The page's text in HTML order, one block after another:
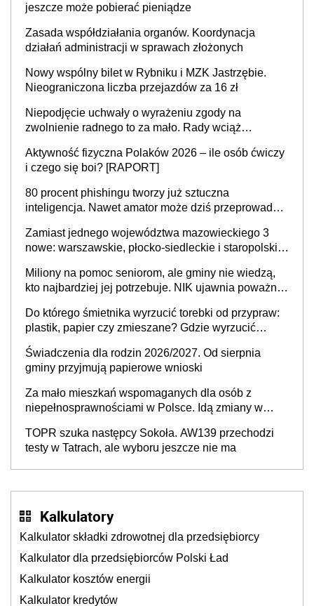
jeszcze może pobierać pieniądze
Zasada współdziałania organów. Koordynacja
działań administracji w sprawach złożonych
Nowy wspólny bilet w Rybniku i MZK Jastrzębie.
Nieograniczona liczba przejazdów za 16 zł
Niepodjęcie uchwały o wyrażeniu zgody na
zwolnienie radnego to za mało. Rady wciąż
sprawy
Aktywność fizyczna Polaków 2026 – ile osób ćwiczy
i czego się boi? [RAPORT]
80 procent phishingu tworzy już sztuczna
inteligencja. Nawet amator może dziś przeprowadzić
Zamiast jednego województwa mazowieckiego 3
nowe: warszawskie, płocko-siedleckie i staropolskie.
stołecznych
Miliony na pomoc seniorom, ale gminy nie wiedzą,
kto najbardziej jej potrzebuje. NIK ujawnia poważną
Do którego śmietnika wyrzucić torebki od przypraw:
plastik, papier czy zmieszane? Gdzie wyrzucić
Świadczenia dla rodzin 2026/2027. Od sierpnia
gminy przyjmują papierowe wnioski
Za mało mieszkań wspomaganych dla osób z
niepełnosprawnościami w Polsce. Idą zmiany w
TOPR szuka następcy Sokoła. AW139 przechodzi
testy w Tatrach, ale wyboru jeszcze nie ma
Kalkulatory
Kalkulator składki zdrowotnej dla przedsiębiorcy
Kalkulator dla przedsiębiorców Polski Ład
Kalkulator kosztów energii
Kalkulator kredytów